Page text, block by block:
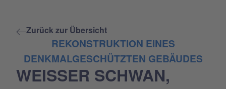
Zurück zur Übersicht
REKONSTRUKTION EINES
DENKMALGESCHÜTZTEN GEBÄUDES
WEISSER SCHWAN, P